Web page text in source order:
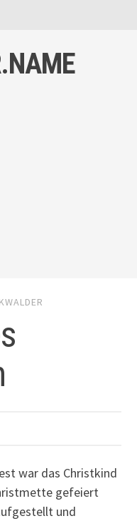
war das Christkind
gefeiert
und